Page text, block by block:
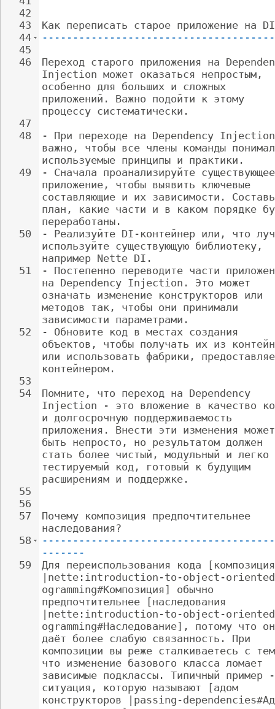
42
43
44
45
46
47
48
49
50
51
52
53
54
55
56
57
58
59
Как переписать старое приложение на
Переход старого приложения на
Injection может оказаться непростым,
особенно для больших и сложных
приложений. Важно подойти к этому
процессу систематически.
- При переходе на Dependency
важно, чтобы все члены команды
используемые принципы и практики.
- Сначала проанализируйте
приложение, чтобы выявить ключевые
составляющие и их зависимости.
план, какие части и в каком порядке
переработаны.
- Реализуйте DI-контейнер или, что
используйте существующую библиотеку,
например Nette DI.
- Постепенно переводите части
на Dependency Injection. Это может
означать изменение конструкторов или
методов так, чтобы они принимали
зависимости параметрами.
- Обновите код в местах создания
объектов, чтобы получать их из
или использовать фабрики,
контейнером.
Помните, что переход на Dependency
Injection - это вложение в качество
и долгосрочную поддерживаемость
приложения. Внести эти изменения
быть непросто, но результатом должен
стать более чистый, модульный и легко
тестируемый код, готовый к будущим
расширениям и поддержке.
Почему композиция предпочтительнее
наследования?
-------
Для переиспользования кода
|nette:introduction-to-object-
ogramming#Композиция] обычно
предпочтительнее [наследования
|nette:introduction-to-object-
ogramming#Наследование], потому что
даёт более слабую связанность. При
композиции вы реже сталкиваетесь с
что изменение базового класса ломает
зависимые подклассы. Типичный
ситуация, которую называют [адом
конструкторов |passing-